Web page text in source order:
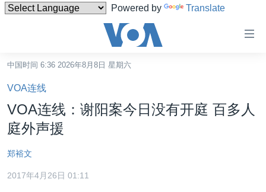
Powered by Translate
碍
链
转
内
容
中国
中国时间 6:36 2026年8月8日 星期六
VOA连线
VOA连线：谢阳案今日没有开庭 百多人
庭外声援
郑裕文
2017年4月26日 01:11